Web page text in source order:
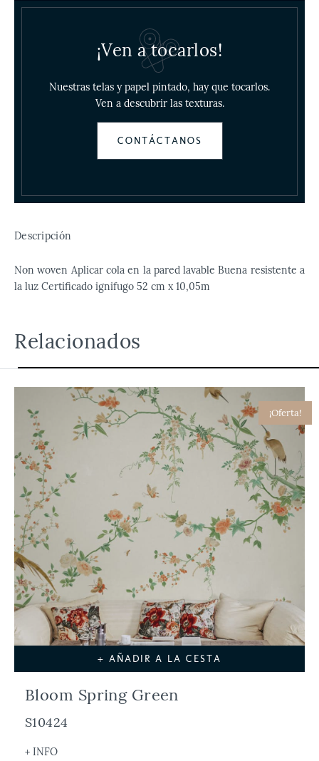
¡Ven a tocarlos!
Nuestras telas y papel pintado, hay que tocarlos.
Ven a descubrir las texturas.
CONTÁCTANOS
Descripción
Non woven Aplicar cola en la pared lavable Buena resistente a
la luz Certificado ignifugo 52 cm x 10,05m
Relacionados
¡Oferta!
+ AÑADIR A LA CESTA
Bloom Spring Green
S10424
+ INFO